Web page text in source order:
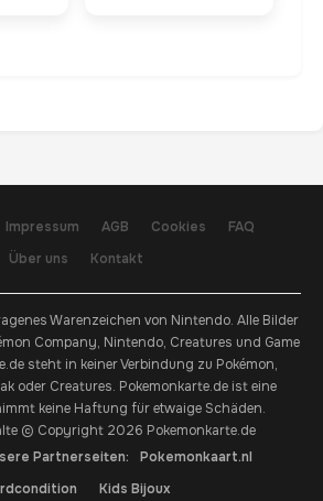
Impressum AGB Cookies
FAQ
Über uns
Kontakt
Warenzeichen von Nintendo. Alle Bilder
Company, Nintendo, Creatures und Game
steht in keiner Verbindung zu Pokémon,
oder Creatures. Pokemonkarte.de ist eine
keine Haftung für etwaige Schäden.
© Copyright 2026 Pokemonkarte.de
Partnerseiten:
Pokemonkaart.nl
Kids Bijoux